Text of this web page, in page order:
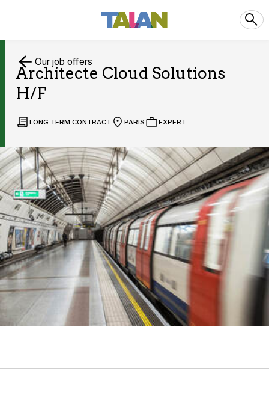
Our job offers
Architecte Cloud Solutions
H/F
LONG TERM CONTRACT PARIS EXPERT